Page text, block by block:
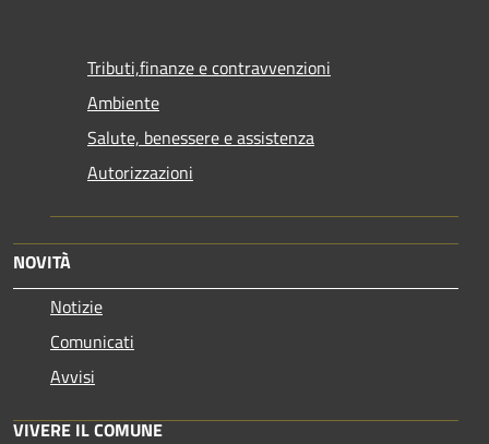
Tributi,finanze e contravvenzioni
Ambiente
Salute, benessere e assistenza
Autorizzazioni
NOVITÀ
Notizie
Comunicati
Avvisi
VIVERE IL COMUNE